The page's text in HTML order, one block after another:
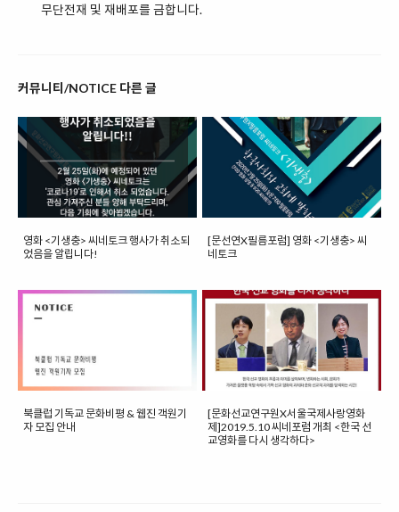
무단전재 및 재배포를 금합니다.
커뮤니티/NOTICE 다른 글
영화 <기생충> 씨네토크 행사가 취소되
었음을 알립니다!
[문선연X필름포럼] 영화 <기생충> 씨
네토크
북클럽 기독교 문화비평 & 웹진 객원기
자 모집 안내
[문화선교연구원X서울국제사랑영화
제]2019.5.10 씨네포럼 개최 <한국 선
교영화를 다시 생각하다>